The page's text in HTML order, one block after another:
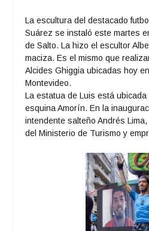
La escultura del destacado
Suárez se instaló este martes
de Salto. La hizo el escultor
maciza. Es el mismo que
Alcides Ghiggia ubicadas hoy
Montevideo.
La estatua de Luis está
esquina Amorín. En la
intendente salteño Andrés
del Ministerio de Turismo y